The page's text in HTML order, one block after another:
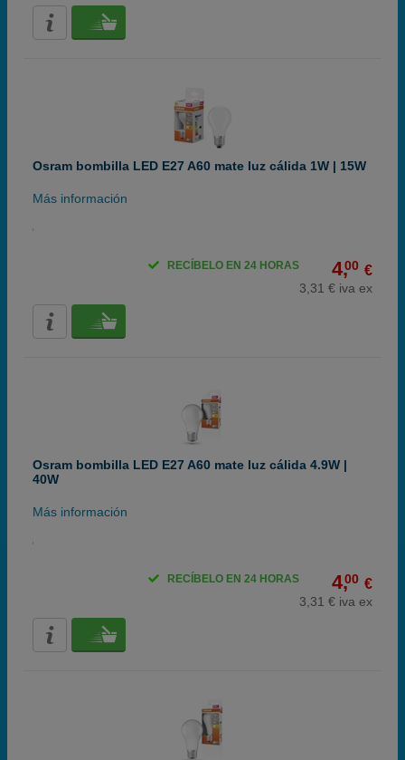
Osram bombilla LED E27 A60 mate luz cálida 1W | 15W
Más información
4,00 €
3,31 € iva ex
RECÍBELO EN 24 HORAS
Osram bombilla LED E27 A60 mate luz cálida 4.9W |
40W
Más información
4,00 €
3,31 € iva ex
RECÍBELO EN 24 HORAS